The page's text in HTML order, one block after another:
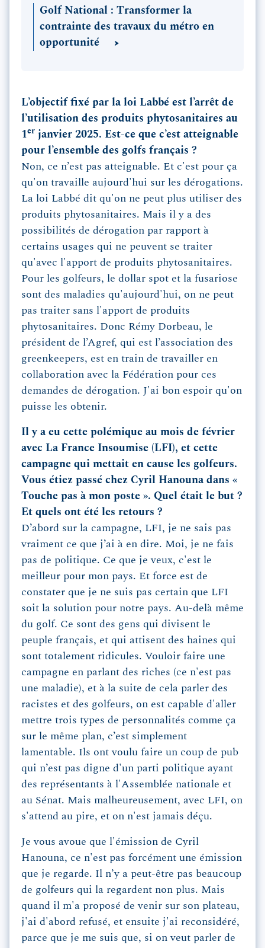
Golf National : Transformer la
contrainte des travaux du métro en
opportunité
L’objectif fixé par la loi Labbé est l’arrêt de
l’utilisation des produits phytosanitaires au
1er janvier 2025. Est-ce que c’est atteignable
pour l’ensemble des golfs français ?
Non, ce n’est pas atteignable. Et c'est pour ça
qu'on travaille aujourd'hui sur les dérogations.
La loi Labbé dit qu'on ne peut plus utiliser des
produits phytosanitaires. Mais il y a des
possibilités de dérogation par rapport à
certains usages qui ne peuvent se traiter
qu'avec l'apport de produits phytosanitaires.
Pour les golfeurs, le dollar spot et la fusariose
sont des maladies qu'aujourd'hui, on ne peut
pas traiter sans l'apport de produits
phytosanitaires. Donc Rémy Dorbeau, le
président de l’Agref, qui est l’association des
greenkeepers, est en train de travailler en
collaboration avec la Fédération pour ces
demandes de dérogation. J'ai bon espoir qu'on
puisse les obtenir.
Il y a eu cette polémique au mois de février
avec La France Insoumise (LFI), et cette
campagne qui mettait en cause les golfeurs.
Vous étiez passé chez Cyril Hanouna dans «
Touche pas à mon poste ». Quel était le but ?
Et quels ont été les retours ?
D’abord sur la campagne, LFI, je ne sais pas
vraiment ce que j’ai à en dire. Moi, je ne fais
pas de politique. Ce que je veux, c'est le
meilleur pour mon pays. Et force est de
constater que je ne suis pas certain que LFI
soit la solution pour notre pays. Au-delà même
du golf. Ce sont des gens qui divisent le
peuple français, et qui attisent des haines qui
sont totalement ridicules. Vouloir faire une
campagne en parlant des riches (ce n'est pas
une maladie), et à la suite de cela parler des
racistes et des golfeurs, on est capable d'aller
mettre trois types de personnalités comme ça
sur le même plan, c’est simplement
lamentable. Ils ont voulu faire un coup de pub
qui n’est pas digne d'un parti politique ayant
des représentants à l'Assemblée nationale et
au Sénat. Mais malheureusement, avec LFI, on
s'attend au pire, et on n'est jamais déçu.
Je vous avoue que l'émission de Cyril
Hanouna, ce n'est pas forcément une émission
que je regarde. Il n’y a peut-être pas beaucoup
de golfeurs qui la regardent non plus. Mais
quand il m'a proposé de venir sur son plateau,
j'ai d'abord refusé, et ensuite j'ai reconsidéré,
parce que je me suis que, si on veut parler de